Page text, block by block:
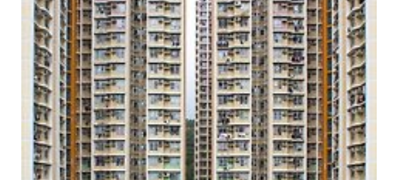
하락은 그만큼 한국의 전망을 안좋게 보고 있다는 뜻이기도 하다. 이렇게
원화가치가 앞으로 하락할 것이라고 예상된다면 국내 자산에 투자하는
외국 투자자들은 투자를 꺼릴 수 밖에 없다. IMF도 그렇고 한국은행도 그
렇고 여러 경제연구소에서 내놓는 발표 역시 한국의 성장률을 계속 하..